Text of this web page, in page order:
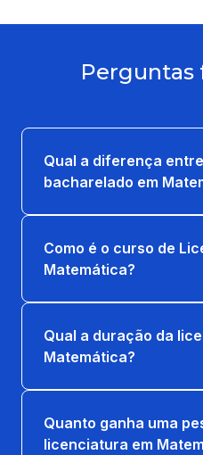
HISTÓRIA DA
PCC: DIVERSIDADE E
66 horas
PLANEJAMENTO
66 horas
ESTATÍSTICA E
Perguntas
Qual a diferença
bacharelado em
Como é o curso de
Matemática?
Qual a duração da
Matemática?
Quanto ganha uma
licenciatura em